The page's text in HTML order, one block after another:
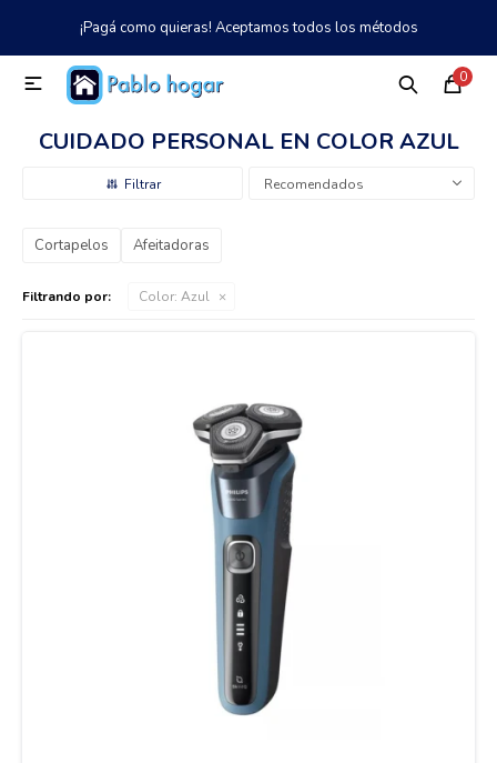
¡Pagá como quieras! Aceptamos todos los métodos
0

CUIDADO PERSONAL EN COLOR AZUL
Recomendados
Cortapelos Afeitadoras
Filtrando por: Color: Azul
MI CUENTA
Catálogo Tienda 097 997 042
Climatización
Refrigeración